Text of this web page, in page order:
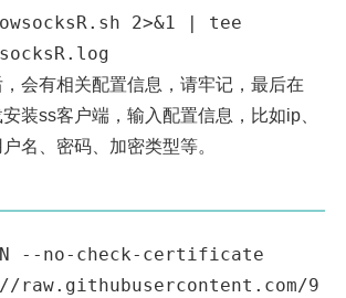
2>&1 | tee
会有相关配置信息，请牢记，最后在
装ss客户端，输入配置信息，比如ip、
名、密码、加密类型等。
--no-check-certificate
raw.githubusercontent.com/9